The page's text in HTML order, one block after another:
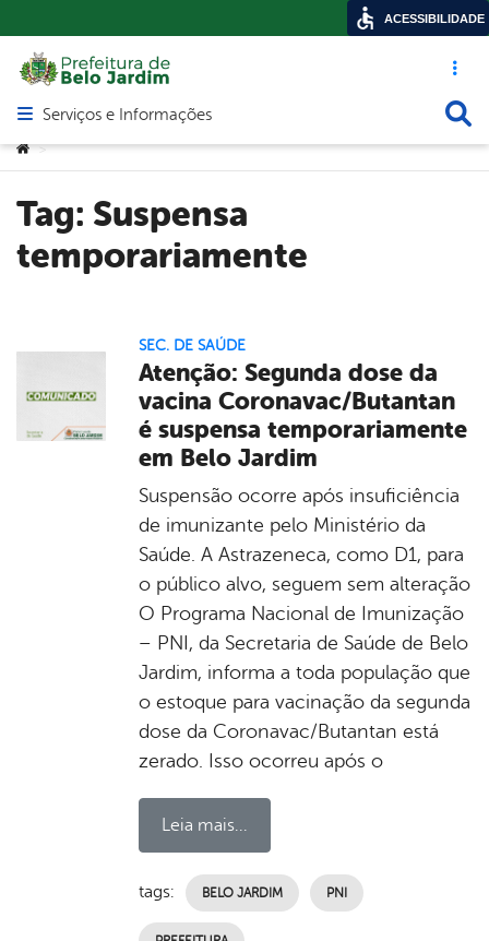
Acesso
Abrir menu principal de navegação
Serviços e Informações
Você está aqui:
>
Tag: Suspensa
temporariamente
SEC. DE SAÚDE
Atenção: Segunda dose da
vacina Coronavac/Butantan
é suspensa temporariamente
em Belo Jardim
Suspensão ocorre após insuficiência
de imunizante pelo Ministério da
Saúde. A Astrazeneca, como D1, para
o público alvo, seguem sem alteração
O Programa Nacional de Imunização
– PNI, da Secretaria de Saúde de Belo
Jardim, informa a toda população que
o estoque para vacinação da segunda
dose da Coronavac/Butantan está
zerado. Isso ocorreu após o
Leia mais...
tags: BELO JARDIM PNI
ACESSIBILIDADE